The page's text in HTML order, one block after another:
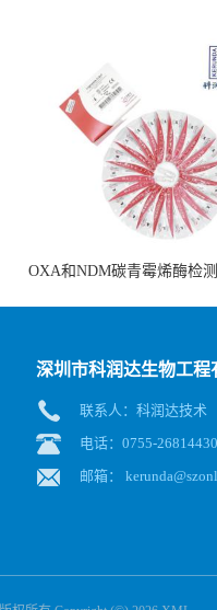
OXA和NDM碳青霉烯酶检
深圳市科润达生物工程
联系人：科润达技术
电话：0755-26814430
邮箱：